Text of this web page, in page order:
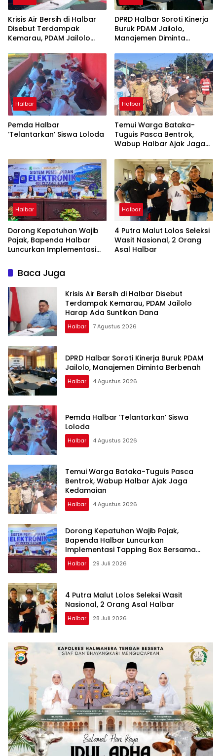
Krisis Air Bersih di Halbar
Disebut Terdampak
Kemarau, PDAM Jailolo
DPRD Halbar Soroti Kinerja
Buruk PDAM Jailolo,
Manajemen Diminta
Halbar
Pemda Halbar
‘Telantarkan’ Siswa Loloda
Halbar
Temui Warga Bataka-
Tuguis Pasca Bentrok,
Wabup Halbar Ajak Jaga
Halbar
Dorong Kepatuhan Wajib
Pajak, Bapenda Halbar
Luncurkan Implementasi
Bank Maluku-Malut
Halbar
4 Putra Malut Lolos Seleksi
Wasit Nasional, 2 Orang
Asal Halbar
Baca Juga
Krisis Air Bersih di Halbar Disebut
Terdampak Kemarau, PDAM Jailolo
Harap Ada Suntikan Dana
Halbar 7 Agustus 2026
DPRD Halbar Soroti Kinerja Buruk PDAM
Jailolo, Manajemen Diminta Berbenah
Halbar 4 Agustus 2026
Pemda Halbar ‘Telantarkan’ Siswa
Loloda
Halbar 4 Agustus 2026
Temui Warga Bataka-Tuguis Pasca
Bentrok, Wabup Halbar Ajak Jaga
Kedamaian
Halbar 4 Agustus 2026
Dorong Kepatuhan Wajib Pajak,
Bapenda Halbar Luncurkan
Implementasi Tapping Box Bersama
Bank Maluku-Malut
Halbar 29 Juli 2026
4 Putra Malut Lolos Seleksi Wasit
Nasional, 2 Orang Asal Halbar
Halbar 28 Juli 2026